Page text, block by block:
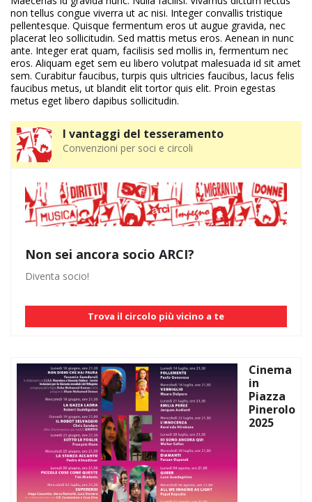
non tellus congue viverra ut ac nisi. Integer convallis tristique
pellentesque. Quisque fermentum eros ut augue gravida, nec
placerat leo sollicitudin. Sed mattis metus eros. Aenean in nunc
ante. Integer erat quam, facilisis sed mollis in, fermentum nec
eros. Aliquam eget sem eu libero volutpat malesuada id sit amet
sem. Curabitur faucibus, turpis quis ultricies faucibus, lacus felis
faucibus metus, ut blandit elit tortor quis elit. Proin egestas
metus eget libero dapibus sollicitudin.
I vantaggi del tesseramento
Convenzioni per soci e circoli
Non sei ancora socio ARCI?
Diventa socio!
Trova il circolo più vicino a te
Cinema
in
Piazza
Pinerolo
2025